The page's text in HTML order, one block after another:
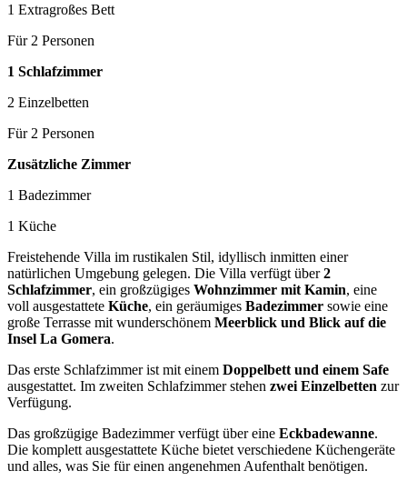
1 Extragroßes Bett
Für 2 Personen
1 Schlafzimmer
2 Einzelbetten
Für 2 Personen
Zusätzliche Zimmer
1 Badezimmer
1 Küche
Freistehende Villa im rustikalen Stil, idyllisch inmitten einer
natürlichen Umgebung gelegen. Die Villa verfügt über2
Schlafzimmer, ein großzügiges Wohnzimmer mit Kamin, eine
voll ausgestattete Küche, ein geräumiges Badezimmer sowie eine
große Terrasse mit wunderschönem Meerblick und Blick auf die
Insel La Gomera.
Das erste Schlafzimmer ist mit einem Doppelbett und einem Safe
ausgestattet. Im zweiten Schlafzimmer stehen zwei Einzelbetten zur
Verfügung.
Das großzügige Badezimmer verfügt über eine Eckbadewanne.
Die komplett ausgestattete Küche bietet verschiedene Küchengeräte
und alles, was Sie für einen angenehmen Aufenthalt benötigen.